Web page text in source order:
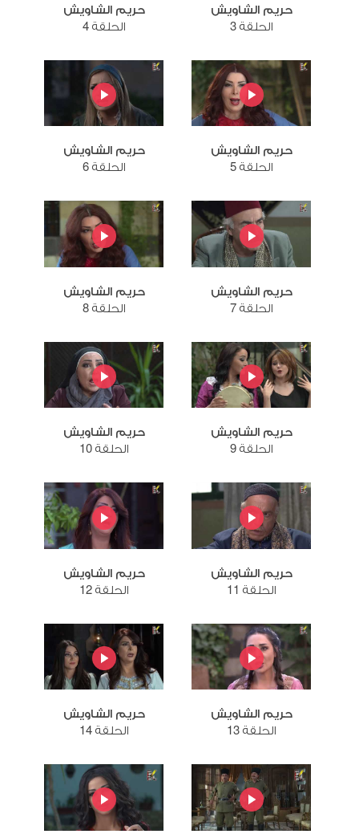
حريم الشاويش
الحلقة 3
حريم الشاويش
الحلقة 4
حريم الشاويش
الحلقة 5
حريم الشاويش
الحلقة 6
حريم الشاويش
الحلقة 7
حريم الشاويش
الحلقة 8
حريم الشاويش
الحلقة 9
حريم الشاويش
الحلقة 10
حريم الشاويش
الحلقة 11
حريم الشاويش
الحلقة 12
حريم الشاويش
الحلقة 13
حريم الشاويش
الحلقة 14